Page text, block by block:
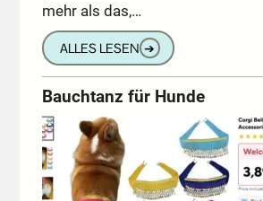
mehr als das,…
ALLES LESEN ➔
Bauchtanz für Hunde